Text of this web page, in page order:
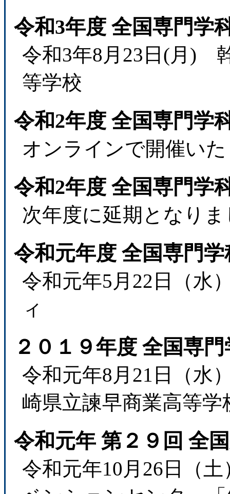
令和3年度 全国専門学
令和3年8月23日(月)
等学校
令和2年度 全国専門学
オンラインで開催い
令和2年度 全国専門学
次年度に延期となり
令和元年度 全国専門
令和元年5月22日（
ィ
２０１９年度 全国専
令和元年8月21日（水
崎県立諫早商業高等学
令和元年 第２９回 全
令和元年10月26日（